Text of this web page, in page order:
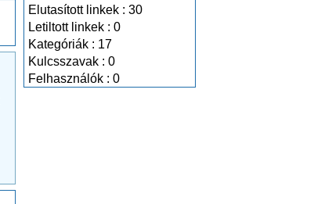
Elutasított linkek : 30
Letiltott linkek : 0
Kategóriák : 17
Kulcsszavak : 0
Felhasználók : 0